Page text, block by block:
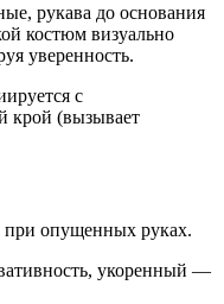
рукава до основания
костюм визуально
уверенность.
с
крой (вызывает
при опущенных руках.
укоренный —